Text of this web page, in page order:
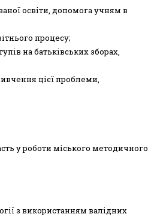
освіти, допомога учням в
процесу;
на батьківських зборах,
цієї проблеми,
у роботи міського методичного
з використанням валідних